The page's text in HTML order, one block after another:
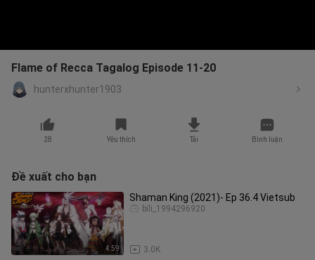
Flame of Recca Tagalog Episode 11-20
hunterxhunter1903
28 Yêu thích Tải Bình luận
Đề xuất cho bạn
4:59
Shaman King (2021)- Ep 36.4 Vietsub
3.0K
bili_1994296920